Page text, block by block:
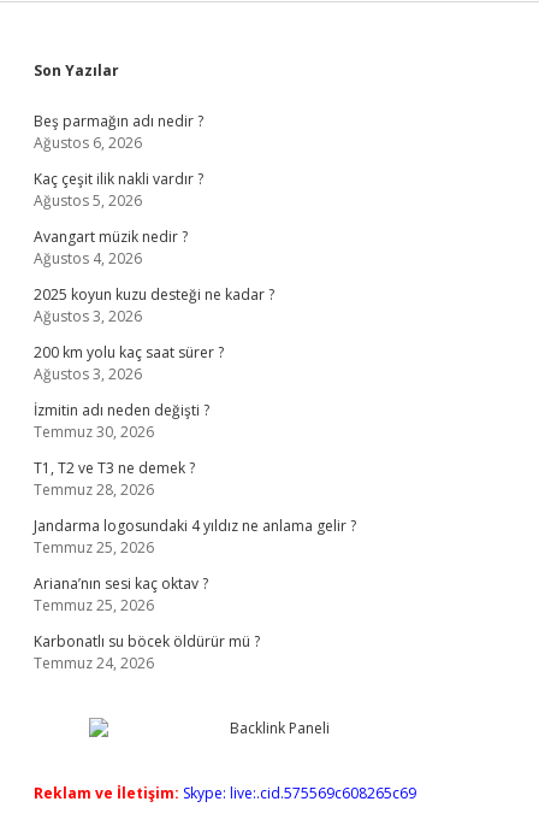
Sidebar
Son Yazılar
Beş parmağın adı nedir ?
Ağustos 6, 2026
Kaç çeşit ilik nakli vardır ?
Ağustos 5, 2026
Avangart müzik nedir ?
Ağustos 4, 2026
2025 koyun kuzu desteği ne kadar ?
Ağustos 3, 2026
200 km yolu kaç saat sürer ?
Ağustos 3, 2026
İzmitin adı neden değişti ?
Temmuz 30, 2026
T1, T2 ve T3 ne demek ?
Temmuz 28, 2026
Jandarma logosundaki 4 yıldız ne anlama gelir ?
Temmuz 25, 2026
Ariana’nın sesi kaç oktav ?
Temmuz 25, 2026
Karbonatlı su böcek öldürür mü ?
Temmuz 24, 2026
Reklam ve İletişim: Skype: live:.cid.575569c608265c69